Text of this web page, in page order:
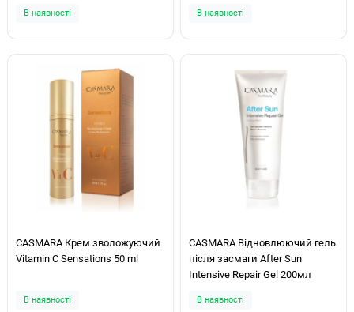
В наявності В наявності
CASMARA Крем зволожуючий
Vitamin C Sensations 50 ml
В наявності
CASMARA Відновлюючий гель
після засмаги After Sun
Intensive Repair Gel 200мл
В наявності